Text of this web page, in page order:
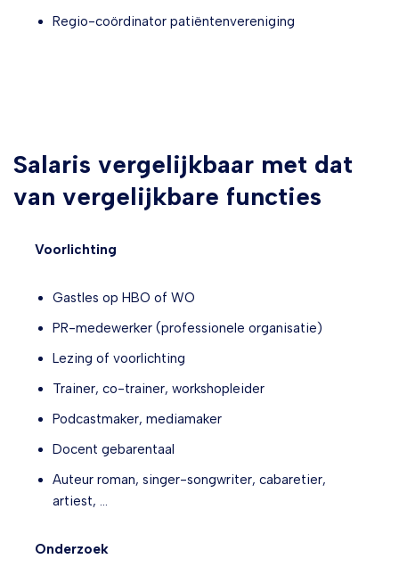
Regio-coördinator patiëntenvereniging
Salaris vergelijkbaar met dat
van vergelijkbare functies
Voorlichting
Gastles op HBO of WO
PR-medewerker (professionele organisatie)
Lezing of voorlichting
Trainer, co-trainer, workshopleider
Podcastmaker, mediamaker
Docent gebarentaal
Auteur roman, singer-songwriter, cabaretier,
artiest, …
Onderzoek